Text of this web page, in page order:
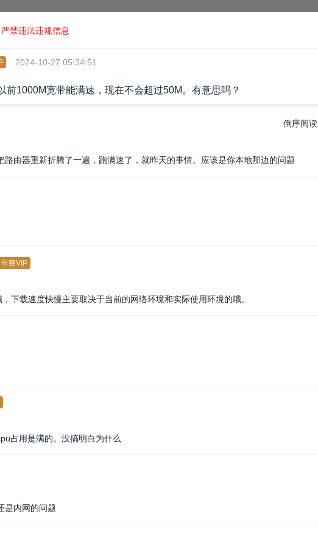
严禁违法违规信息
2024-10-27 05:34:51
前1000M宽带能满速，现在不会超过50M。有意思吗？
倒序阅读
路由器重新折腾了一遍，跑满速了，就昨天的事情。应该是你本地那边的问题
年费VIP
下载速度快慢主要取决于当前的网络环境和实际使用环境的哦。
占用是满的。没搞明白为什么
是内网的问题